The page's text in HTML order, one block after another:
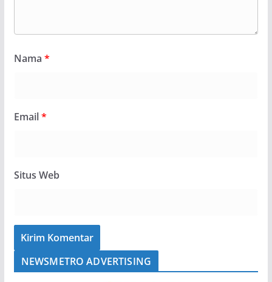
Nama *
Email*
Situs Web
NEWSMETRO ADVERTISING